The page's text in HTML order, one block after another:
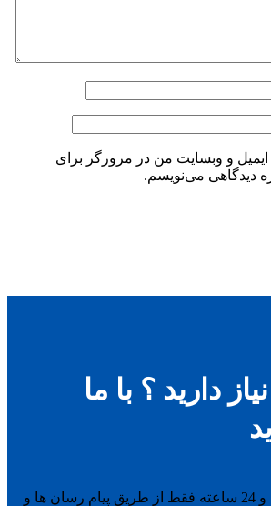
ایمیل و وبسایت من در مرورگر برای
دیدگاهی می‌نویسم.
دارید ؟ با ما
پاسخ گویی 7 روز هفته و 24 ساعته فقط از طریق پیام رسان ها و